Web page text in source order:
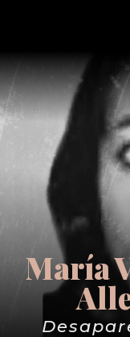
María